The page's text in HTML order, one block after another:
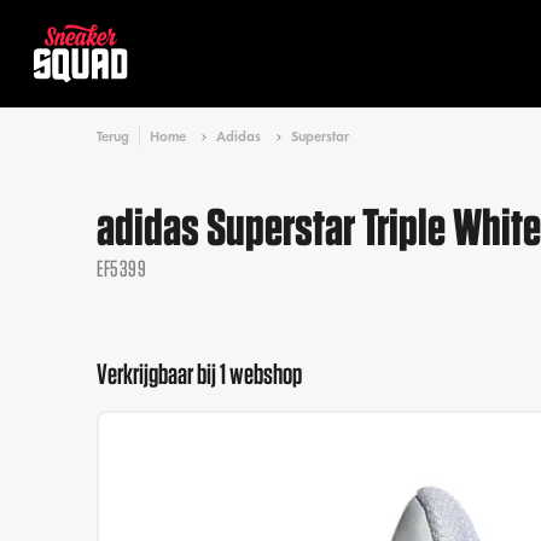
Terug Home Adidas Superstar
adidas Superstar Triple
EF5399
Verkrijgbaar bij 1 webshop